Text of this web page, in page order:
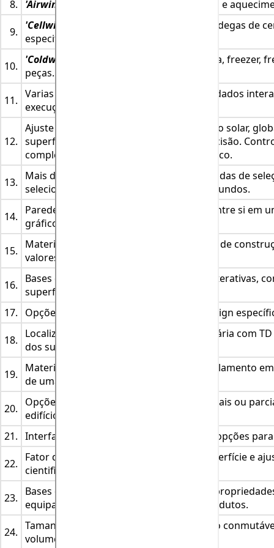
8.
'Airwind' Cálculo da carga de refrigeração e
9. 'Cellwind'
Cálculo de carga dedicado a bodegas de
especificações renomadas da indústria.
10. 'Coldwind'
Refrigeração câmara frigorífica, freezer,
peças.
11. Varias fontes de carga térmica, bases de dados
execução e fator de potência.
12.
Ajuste automático do azimute e declinação solar,
superfície planetária e 15 minutos de precisão.
completos. Relatórios de carga média e pico.
13.
Mais de 4 milhões de soluções pré-fabricadas de
selecionáveis ​​em aproximadamente 7 segundos.
14.
Paredes e ângulos de parede ilimitados entre si em
gráfico e expansível.
15.
Materiais simples e compostos, criadores de
valores automáticos.
16.
Bases de dados de janelas completas e interativas,
superfície do solo.
17.
Opções de tecnologia apresentadas e design
18.
Localização em planta baixa ou intermediária com
dos substratos.
19.
Materiais de construção e variáveis ​​de isolamento
de uma única extensão de parede.
20.
Opções de TD variáveis ​​em superfícies totais ou
edifícios.
21. Interfaces gráficas e menus de múltiplas opções
22.
Fator de albedo terrestre, reflexão da superfície e
cientificamente.
23.
Bases de dados pictóricos interativos de
equipamentos de armazenamento de produtos.
24. Tamanho de habitação externo ou interno
volume.